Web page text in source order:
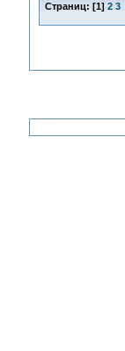
Страниц: [1] 2 3